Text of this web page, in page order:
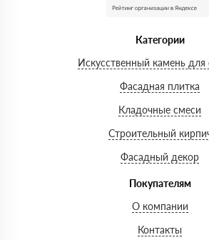
Категории
Искусственный камень для
Фасадная плитка
Кладочные смеси
Строительный
Фасадный декор
Покупателям
О компании
Контакты